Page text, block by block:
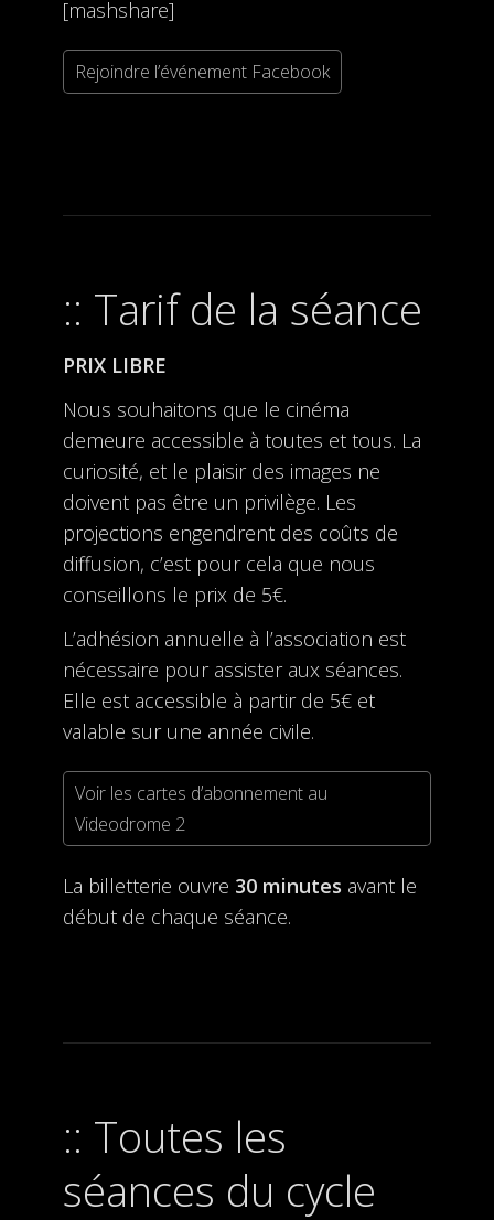
[mashshare]
Rejoindre l’événement Facebook
Tarif de la séance
PRIX LIBRE
Nous souhaitons que le cinéma
demeure accessible à toutes et tous. La
curiosité, et le plaisir des images ne
doivent pas être un privilège. Les
projections engendrent des coûts de
diffusion, c’est pour cela que nous
conseillons le prix de 5€.
L’adhésion annuelle à l’association est
nécessaire pour assister aux séances.
Elle est accessible à partir de 5€ et
valable sur une année civile.
Voir les cartes d’abonnement au
Videodrome 2
La billetterie ouvre 30 minutes avant le
début de chaque séance.
Toutes les
séances du cycle